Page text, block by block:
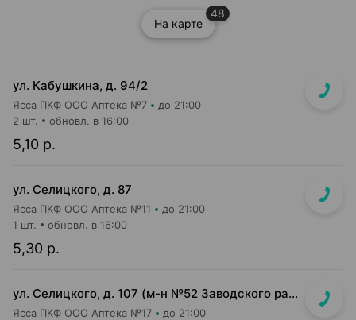
На карте
48
ул. Кабушкина, д. 94/2
Ясса ПКФ ООО Аптека №7 до 21:00
5,10 р.
2 шт. обновл. в 16:00
ул. Селицкого, д. 87
Ясса ПКФ ООО Аптека №11 до 21:00
5,30 р.
1 шт. обновл. в 16:00
ул. Селицкого, д. 107 (м-н №52 Заводского райпищеторга)
Ясса ПКФ ООО Аптека №17 до 21:00